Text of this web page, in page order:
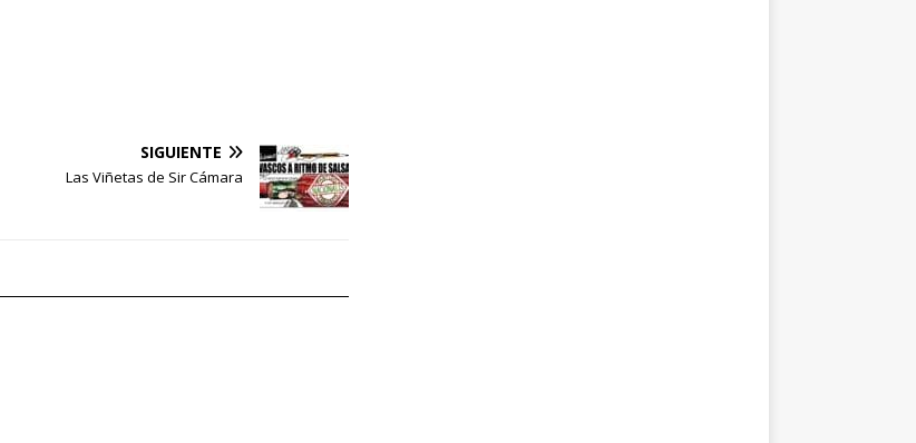
SIGUIENTE
Las Viñetas de Sir Cámara